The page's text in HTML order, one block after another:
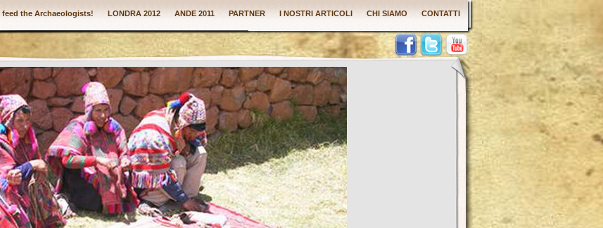
feed the Archaeologists! LONDRA 2012 ANDE 2011 PARTNER I NOSTRI ARTICOLI CHI SIAMO CONTATTI